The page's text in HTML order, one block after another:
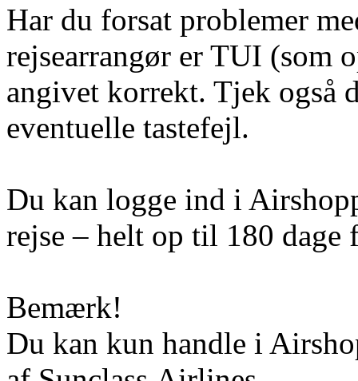
Har du forsat problemer
rejsearrangør er TUI (som
angivet korrekt. Tjek også
eventuelle tastefejl.
Du kan logge ind i
rejse – helt op til 180 dage
Bemærk!
Du kan kun handle i